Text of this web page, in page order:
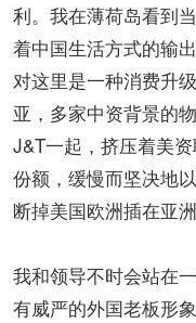
利。我在薄荷岛看到
着中国生活方式的输
对这里是一种消费升
亚，多家中资背景的
J&T一起，挤压着美
份额，缓慢而坚决地
断掉美国欧洲插在亚
我和领导不时会站在
有威严的外国老板形